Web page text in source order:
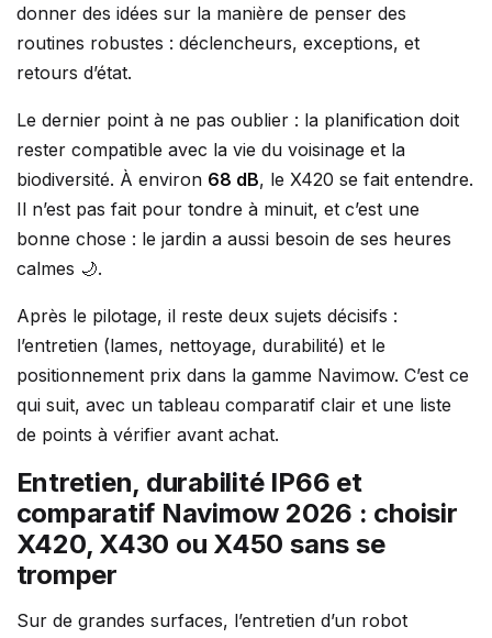
donner des idées sur la manière de penser des
routines robustes : déclencheurs, exceptions, et
retours d’état.
Le dernier point à ne pas oublier : la planification doit
rester compatible avec la vie du voisinage et la
biodiversité. À environ 68 dB, le X420 se fait entendre.
Il n’est pas fait pour tondre à minuit, et c’est une
bonne chose : le jardin a aussi besoin de ses heures
calmes 🌙.
Après le pilotage, il reste deux sujets décisifs :
l’entretien (lames, nettoyage, durabilité) et le
positionnement prix dans la gamme Navimow. C’est ce
qui suit, avec un tableau comparatif clair et une liste
de points à vérifier avant achat.
Entretien, durabilité IP66 et
comparatif Navimow 2026 : choisir
X420, X430 ou X450 sans se
tromper
Sur de grandes surfaces, l’entretien d’un robot